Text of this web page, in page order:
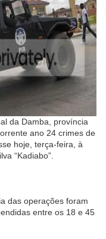
da Damba, província
ano 24 crimes de
hoje, terça-feira, à
“Kadiabo”.
das operações foram
entre os 18 e 45